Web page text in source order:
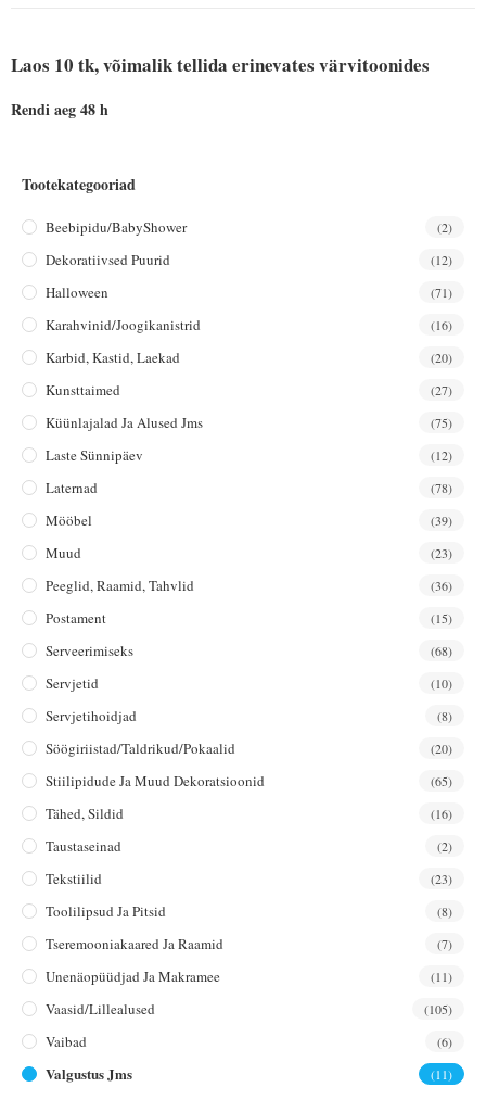
Laos 10 tk, võimalik tellida erinevates värvitoonides
Rendi aeg 48 h
Tootekategooriad
Beebipidu/BabyShower (2)
Dekoratiivsed Puurid (12)
Halloween (71)
Karahvinid/joogikanistrid (16)
Karbid, Kastid, Laekad (20)
Kunsttaimed (27)
Küünlajalad Ja Alused Jms (75)
Laste Sünnipäev (12)
Laternad (78)
Mööbel (39)
Muud (23)
Peeglid, Raamid, Tahvlid (36)
Postament (15)
Serveerimiseks (68)
Servjetid (10)
Servjetihoidjad (8)
Söögiriistad/taldrikud/pokaalid (20)
Stiilipidude Ja Muud Dekoratsioonid (65)
Tähed, Sildid (16)
Taustaseinad (2)
Tekstiilid (23)
Toolilipsud Ja Pitsid (8)
Tseremooniakaared Ja Raamid (7)
Unenäopüüdjad Ja Makramee (11)
Vaasid/lillealused (105)
Vaibad (6)
Valgustus Jms (11)